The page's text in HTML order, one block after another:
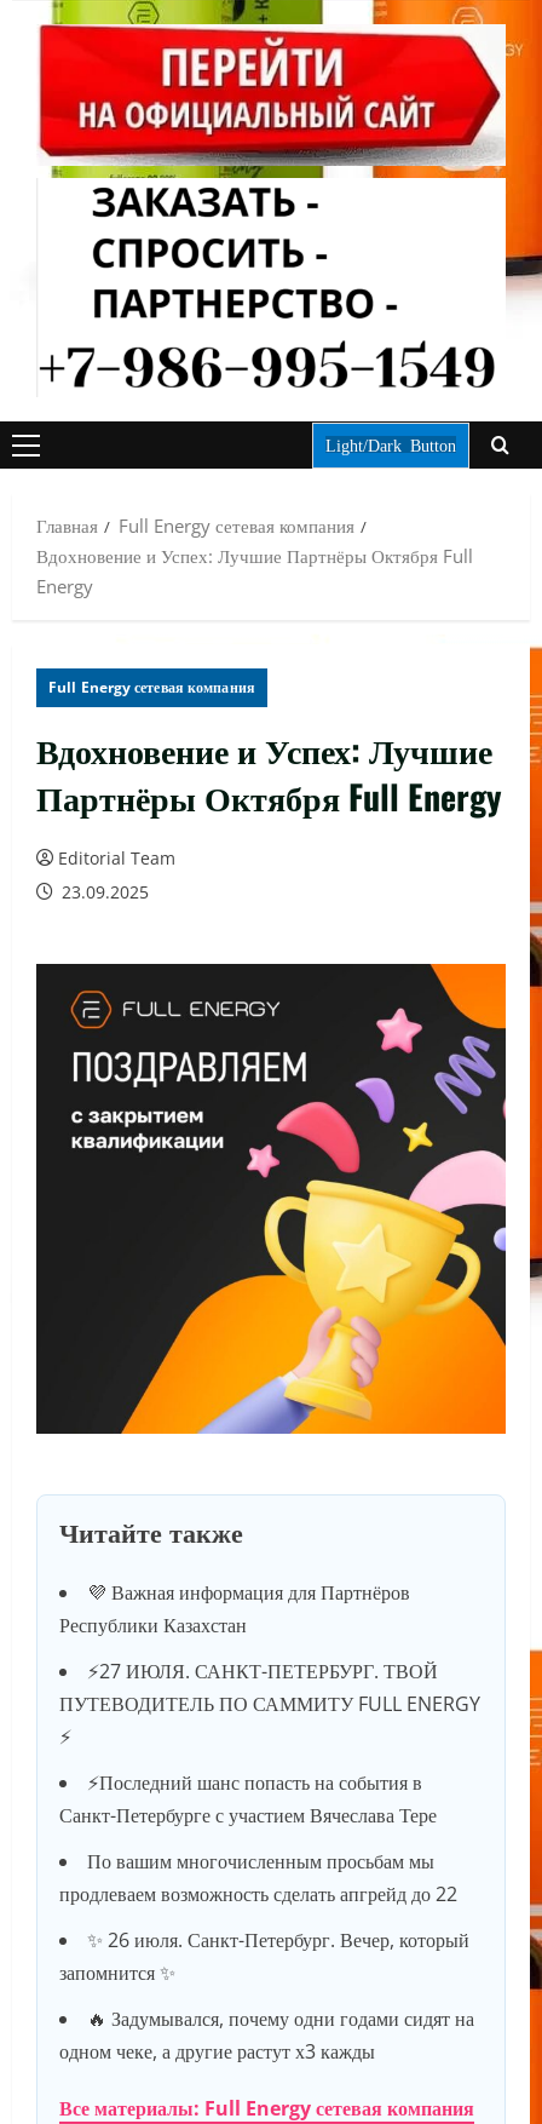
ОСНОВНОЕ
Light/Dark Button
Главная
Full Energy сетевая компания
Вдохновение и Успех: Лучшие Партнёры Октября Full
Energy
Full Energy сетевая компания
Вдохновение и Успех: Лучшие
Партнёры Октября Full Energy
Editorial Team
23.09.2025
Читайте также
💜 Важная информация для Партнёров
Республики Казахстан
⚡️27 ИЮЛЯ. САНКТ-ПЕТЕРБУРГ. ТВОЙ
ПУТЕВОДИТЕЛЬ ПО САММИТУ FULL ENERGY
⚡️
⚡️Последний шанс попасть на события в
Санкт-Петербурге с участием Вячеслава Тере
По вашим многочисленным просьбам мы
продлеваем возможность сделать апгрейд до 22
✨ 26 июля. Санкт-Петербург. Вечер, который
запомнится ✨
🔥 Задумывался, почему одни годами сидят на
одном чеке, а другие растут х3 кажды
Все материалы: Full Energy сетевая компания